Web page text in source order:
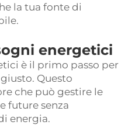
la tua fonte di
energetici
è il primo passo per
Questo
che può gestire le
future senza
energia.